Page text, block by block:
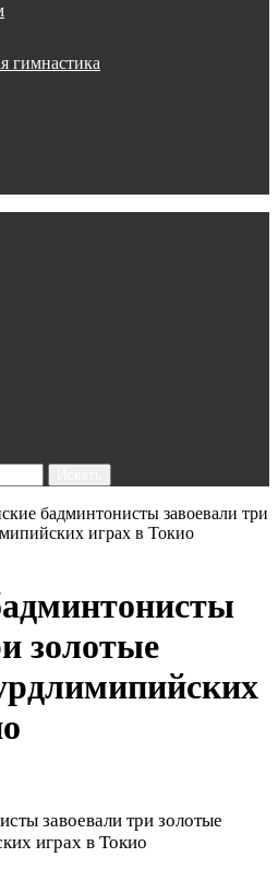
гимнастика
бадминтонисты завоевали три
играх в Токио
золотые